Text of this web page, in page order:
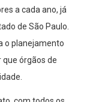
a cada ano, já
de São Paulo.
o planejamento
órgãos de